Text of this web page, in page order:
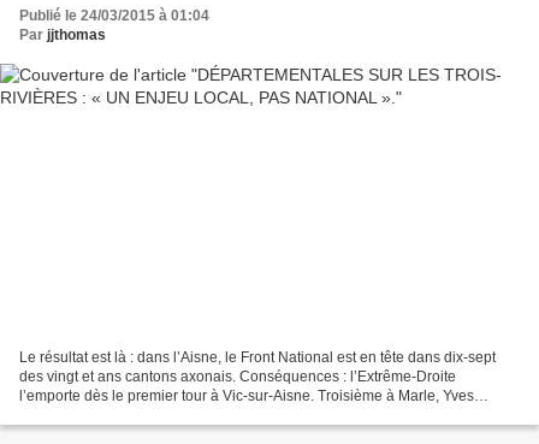
Publié le 24/03/2015 à 01:04
Par jjthomas
Le résultat est là : dans l’Aisne, le Front National est en tête dans dix-sept
des vingt et ans cantons axonais. Conséquences : l’Extrême-Droite
l’emporte dès le premier tour à Vic-sur-Aisne. Troisième à Marle, Yves